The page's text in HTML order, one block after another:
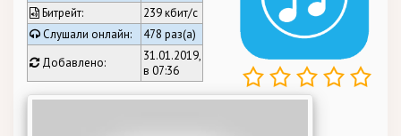
Битрейт:
239 кбит/c
Слушали онлайн:
478 раз(а)
Добавлено:
31.01.2019,
в 07:36